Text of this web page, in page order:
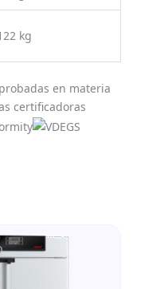
kg
en materia
certificadoras